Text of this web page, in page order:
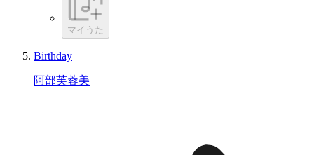
マイうた
Birthday
阿部芙蓉美